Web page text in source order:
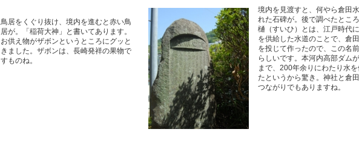
鳥居をくぐり抜け、境内を進むと赤い鳥
居が。「稲荷大神」と書いてあります。
お供え物がザボンというところにグッと
きました。ザボンは、長崎発祥の果物で
すものね。
境内を見渡すと、何やら倉田
れた石碑が。後で調べたとこ
樋（すいひ）とは、江戸時代
を供給した水道のことで、倉
を投じて作ったので、この名
らしいです。本河内高部ダム
まで、200年余りにわたり水
たというから驚き。神社と倉
つながりでもありますね。